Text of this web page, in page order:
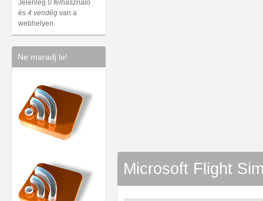
Jelenleg 0 felhasználó
és 4 vendég van a
webhelyen.
Ne maradj le!
Microsoft Flight